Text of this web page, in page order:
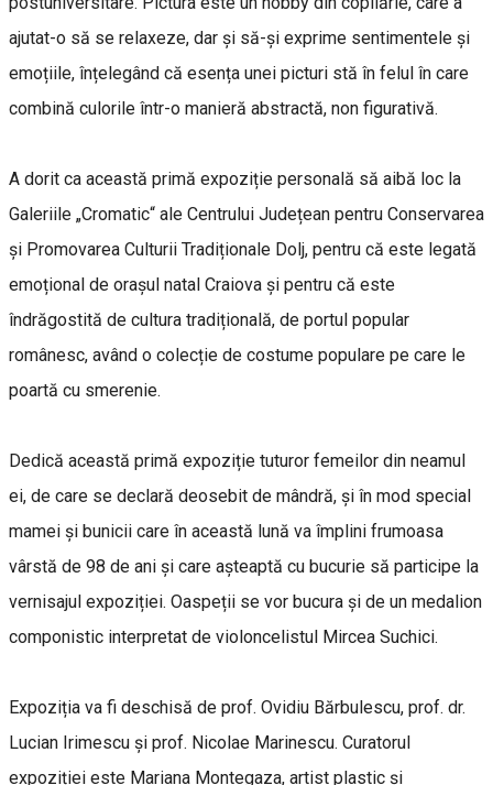
ajutat-o să se relaxeze, dar și să-și exprime sentimentele și
emoțiile, înțelegând că esența unei picturi stă în felul în care
combină culorile într-o manieră abstractă, non figurativă.
A dorit ca această primă expoziție personală să aibă loc la
Galeriile „Cromatic“ ale Centrului Județean pentru Conservarea
și Promovarea Culturii Tradiționale Dolj, pentru că este legată
emoțional de orașul natal Craiova și pentru că este
îndrăgostită de cultura tradițională, de portul popular
românesc, având o colecție de costume populare pe care le
poartă cu smerenie.
Dedică această primă expoziție tuturor femeilor din neamul
ei, de care se declară deosebit de mândră, și în mod special
mamei și bunicii care în această lună va împlini frumoasa
vârstă de 98 de ani și care așteaptă cu bucurie să participe la
vernisajul expoziției. Oaspeții se vor bucura și de un medalion
componistic interpretat de violoncelistul Mircea Suchici.
Expoziția va fi deschisă de prof. Ovidiu Bărbulescu, prof. dr.
Lucian Irimescu și prof. Nicolae Marinescu. Curatorul
expoziției este Mariana Montegaza, artist plastic și